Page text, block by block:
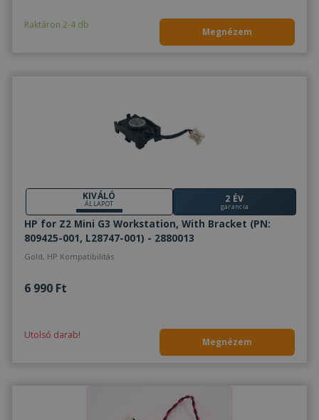
Raktáron 2-4 db
Megnézem
KIVÁLÓ
ÁLLAPOT 2 ÉV
garancia
HP for Z2 Mini G3 Workstation, With Bracket (PN:
809425-001, L28747-001) - 2880013
Gold, HP Kompatibilitás
6 990 Ft
Utolsó darab!
Megnézem